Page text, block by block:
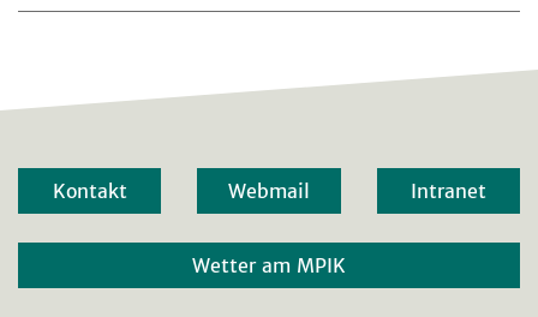
Kontakt Webmail Intranet
Wetter am MPIK